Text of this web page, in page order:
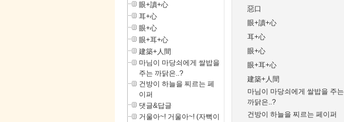
眼+讀+心
耳+心
眼+心
眼+耳+心
建築+人間
마님이 마당쇠에게 쌀밥을
주는 까닭은..?
건방이 하늘을 찌르는 페
이퍼
댓글&답글
거울아~! 거울아~! (자뻑이
惡口
眼+讀+心
耳+心
眼+心
眼+耳+心
建築+人間
마님이 마당쇠에게 쌀밥을 주는
까닭은..?
건방이 하늘을 찌르는 페이퍼